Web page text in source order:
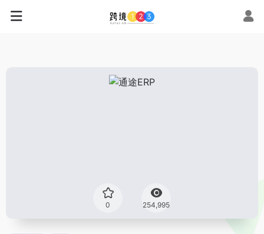
0 254,995